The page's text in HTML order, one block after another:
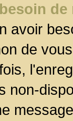
avoir
de
non-